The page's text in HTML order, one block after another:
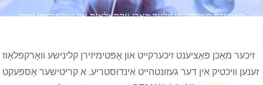
קאָווערס סאַפּלייער: זיכער מאַכן עקסאַלאַנס אין געזונטהייט זאָרג
זיכער מאַכן פּאַציענט זיכערקייט און אָפּטימיזירן קלינישע וואָרקפלאָוז
זענען וויכטיק אין דער געזונטהייט אינדוסטריע. א קריטישער אַספּעקט